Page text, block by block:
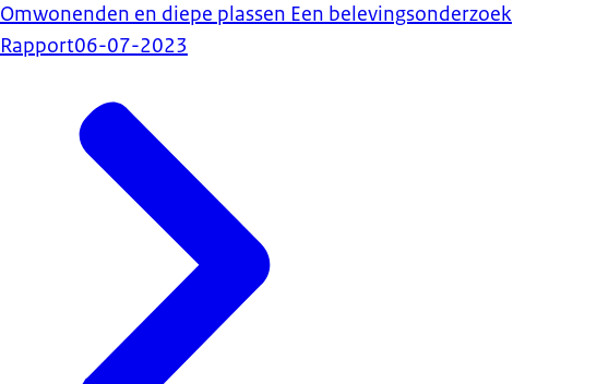
Omwonenden en diepe plassen Een belevingsonderzoek
Rapport06-07-2023